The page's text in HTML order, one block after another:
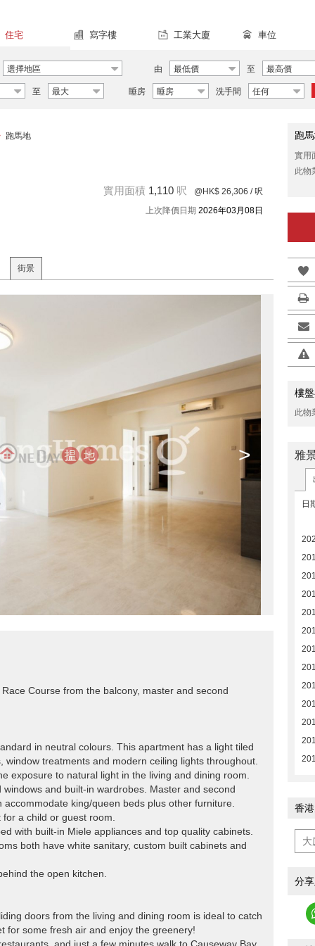
住宅 寫字樓 工業大廈 車位
選擇地區 由 最低價 至 最高價
至 最大 睡房 睡房 洗手間 任何
跑馬地
實用面積 1,110 呎 @HK$ 26,306 / 呎
上次降價日期 2026年03月08日
街景
>
Course from the balcony, master and second
in neutral colours. This apartment has a light tiled
treatments and modern ceiling lights throughout.
exposure to natural light in the living and dining room.
and built-in wardrobes. Master and second
king/queen beds plus other furniture.
a child or guest room.
with built-in Miele appliances and top quality cabinets.
both have white sanitary, custom built cabinets and
the open kitchen.
doors from the living and dining room is ideal to catch
for some fresh air and enjoy the greenery!
跑
實用
此物
樓
此物
雅
日
香
分